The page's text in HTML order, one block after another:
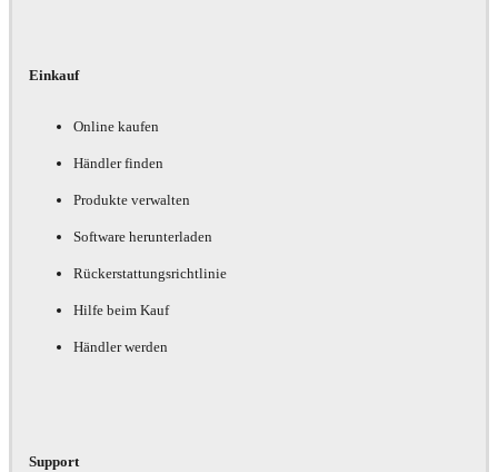
Einkauf
Online kaufen
Händler finden
Produkte verwalten
Software herunterladen
Rückerstattungsrichtlinie
Hilfe beim Kauf
Händler werden
Support